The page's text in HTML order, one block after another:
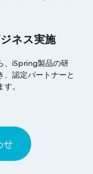
せ
ネス実施
、iSpring製品の研
、認定パートナーと
。